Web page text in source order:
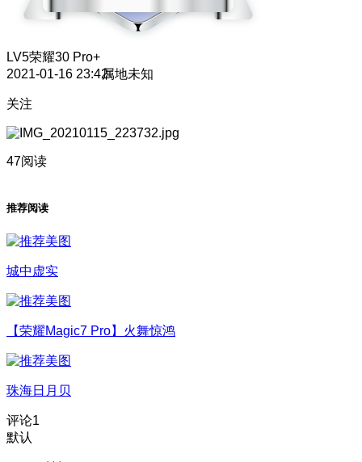
LV5荣耀30 Pro+
2021-01-16 23:42属地未知
关注
47阅读
推荐阅读
城中虚实
【荣耀Magic7 Pro】火舞惊鸿
珠海日月贝
评论1
默认